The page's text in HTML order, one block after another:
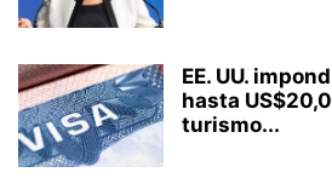
EE. UU.
hasta
turismo...